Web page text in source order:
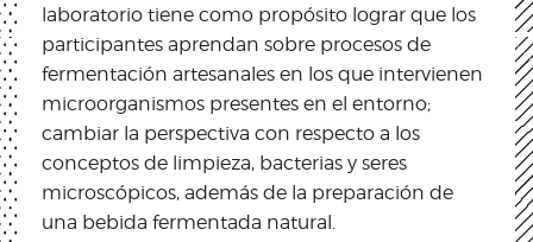
laboratorio tiene como propósito lograr que los
participantes aprendan sobre procesos de
fermentación artesanales en los que intervienen
microorganismos presentes en el entorno;
cambiar la perspectiva con respecto a los
conceptos de limpieza, bacterias y seres
microscópicos, además de la preparación de
una bebida fermentada natural.